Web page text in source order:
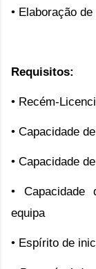
• Elaboração
Requisitos:
• Recém-
• Capacidade
• Capacidade
• Capacidade
equipa
• Espírito de